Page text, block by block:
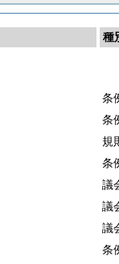
種
条
条
規
条
議
議
議
条